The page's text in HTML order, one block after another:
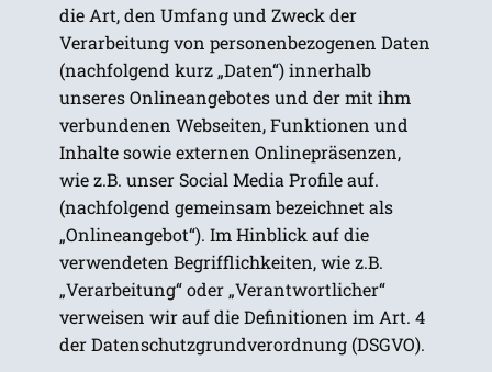
die Art, den Umfang und Zweck der
Verarbeitung von personenbezogenen Daten
(nachfolgend kurz „Daten“) innerhalb
unseres Onlineangebotes und der mit ihm
verbundenen Webseiten, Funktionen und
Inhalte sowie externen Onlinepräsenzen,
wie z.B. unser Social Media Profile auf.
(nachfolgend gemeinsam bezeichnet als
„Onlineangebot“). Im Hinblick auf die
verwendeten Begrifflichkeiten, wie z.B.
„Verarbeitung“ oder „Verantwortlicher“
verweisen wir auf die Definitionen im Art. 4
der Datenschutzgrundverordnung (DSGVO).